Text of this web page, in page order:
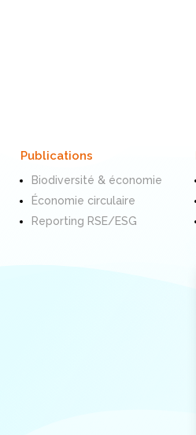
Publications
Biodiversité & économie
Économie circulaire
Reporting RSE/ESG